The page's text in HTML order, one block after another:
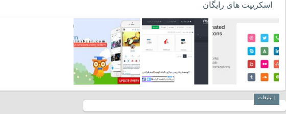
اسکریپت های رایگان
| تبلیغات